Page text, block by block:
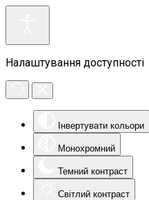
Налаштування доступності
Інвертувати кольори
Монохромний
Темний контраст
Світлий контраст